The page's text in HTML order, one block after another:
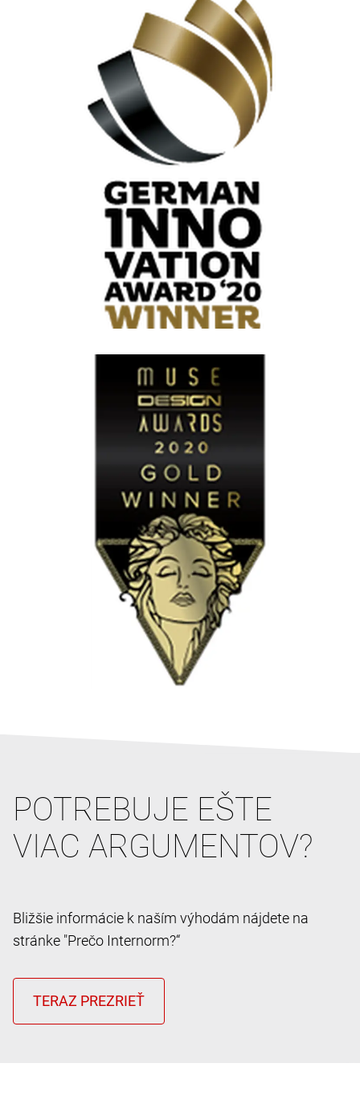
POTREBUJE EŠTE
VIAC ARGUMENTOV?
Bližšie informácie k naším výhodám nájdete na
stránke "Prečo Internorm?“